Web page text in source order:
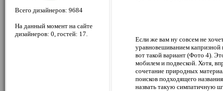
Всего дизайнеров: 9684
На данный момент на сайте
дизайнеров: 0, гостей: 17.
Если же вам ну совсем не
уравновешиванием капризной
вот такой вариант (Фото 4).
мобилем и подвеской. Хотя,
сочетание природных
поисков подходящего
назвать такую симпатичную